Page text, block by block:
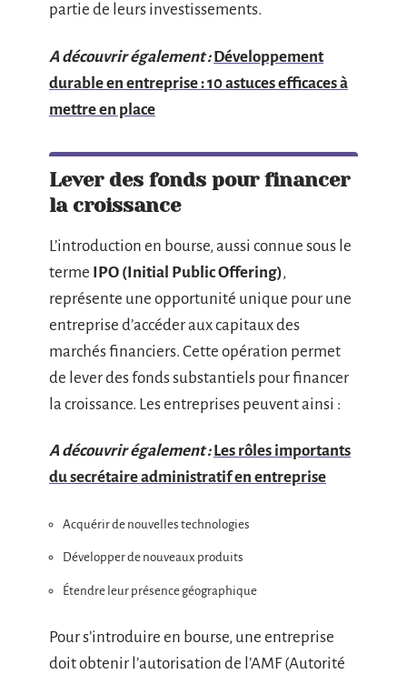
partie de leurs investissements.
A découvrir également : Développement
durable en entreprise : 10 astuces efficaces à
mettre en place
Lever des fonds pour financer
la croissance
L’introduction en bourse, aussi connue sous le
terme IPO (Initial Public Offering),
représente une opportunité unique pour une
entreprise d’accéder aux capitaux des
marchés financiers. Cette opération permet
de lever des fonds substantiels pour financer
la croissance. Les entreprises peuvent ainsi :
A découvrir également : Les rôles importants
du secrétaire administratif en entreprise
Acquérir de nouvelles technologies
Développer de nouveaux produits
Étendre leur présence géographique
Pour s’introduire en bourse, une entreprise
doit obtenir l’autorisation de l’AMF (Autorité